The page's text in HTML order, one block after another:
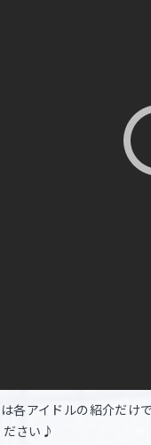
各アイドルの紹介だけ
ださい♪